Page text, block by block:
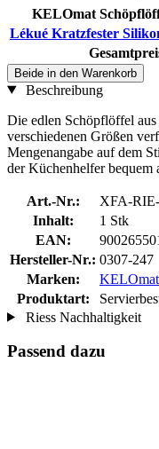
KELOmat
Lékué Kratzfester
Beide in den Warenkorb
Beschreibung
Die edlen Schöpflöffel
verschiedenen Größen
Mengenangabe auf dem
der Küchenhelfer bequem
Art.-Nr.:
XFA-
Inhalt:
1 Stk
EAN:
Hersteller-Nr.: 0307-247
Marken:
KELOmat
Produktart:
Riess Nachhaltigkeit
Passend dazu